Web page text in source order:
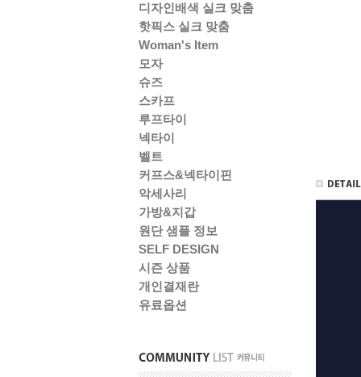
디자인배색 실크 맞춤
핫픽스 실크 맞춤
Woman's Item
모자
슈즈
스카프
루프타이
넥타이
벨트
커프스&넥타이핀
악세사리
가방&지갑
원단 샘플 정보
SELF DESIGN
시즌 상품
개인결재란
유료옵션